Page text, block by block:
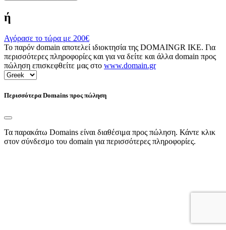
ή
Αγόρασε το τώρα με 200€
Το παρόν domain αποτελεί ιδιοκτησία της DOMAINGR ΙΚΕ. Για
περισσότερες πληροφορίες και για να δείτε και άλλα domain προς
πώληση επισκεφθείτε μας στο www.domain.gr
Περισσότερα Domains προς πώληση
Τα παρακάτω Domains είναι διαθέσιμα προς πώληση. Κάντε κλικ
στον σύνδεσμο του domain για περισσότερες πληροφορίες.